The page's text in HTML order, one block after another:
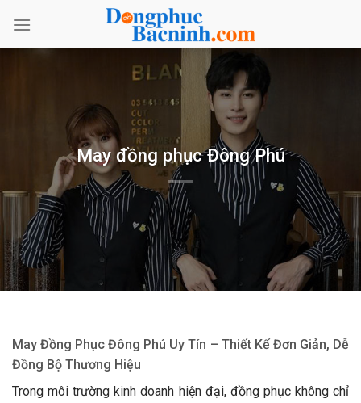
qua
nội
May đồng phục Đông Phú
May Đồng Phục Đông Phú Uy Tín – Thiết Kế Đơn Giản, Dễ
Đồng Bộ Thương Hiệu
Trong môi trường kinh doanh hiện đại, đồng phục không chỉ